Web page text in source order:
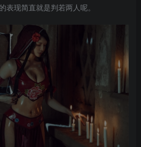
表现简直就是判若两人呢。